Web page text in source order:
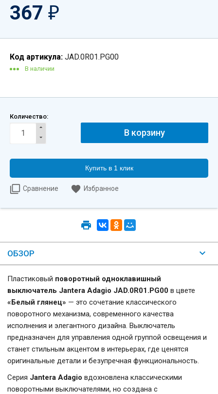
367 ₽
Код артикула: JAD.0R01.PG00
В наличии
Количество:
Купить в 1 клик
Сравнение Избранное
ОБЗОР
Пластиковый поворотный одноклавишный
выключатель Jantera Adagio JAD.0R01.PG00 в цвете
«Белый глянец» — это сочетание классического
поворотного механизма, современного качества
исполнения и элегантного дизайна. Выключатель
предназначен для управления одной группой освещения и
станет стильным акцентом в интерьерах, где ценятся
оригинальные детали и безупречная функциональность.
Серия Jantera Adagio вдохновлена классическими
поворотными выключателями, но создана с